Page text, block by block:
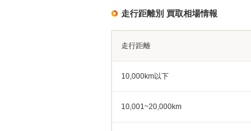
走行距離別 買取相場情報
走行距離
10,000km以下
10,001~20,000km